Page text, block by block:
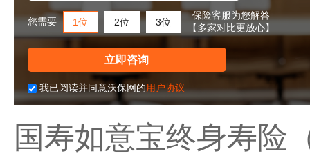
您需要 1位 2位 3位
保险客服为您解答
【多家对比更放心】
立即咨询
我已阅读并同意沃保网的用户协议
国寿如意宝终身寿险